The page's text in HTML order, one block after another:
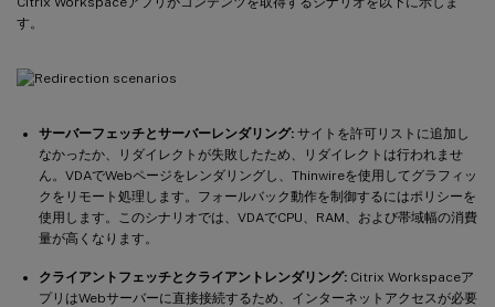
す。
サーバーフェッチとサーバーレンダリング: サイトを許可リストに追加し
なかったか、リダイレクトが失敗したため、リダイレクトは行われませ
ん。VDAでWebページをレンダリングし、Thinwireを使用してグラフィッ
クをリモート処理します。フォールバック動作を制御するにはポリシーを
使用します。このシナリオでは、VDAでCPU、RAM、および帯域幅の消費
量が高くなります。
クライアントフェッチとクライアントレンダリング: Citrix Workspaceア
プリはWebサーバーに直接接続するため、インターネットアクセスが必要